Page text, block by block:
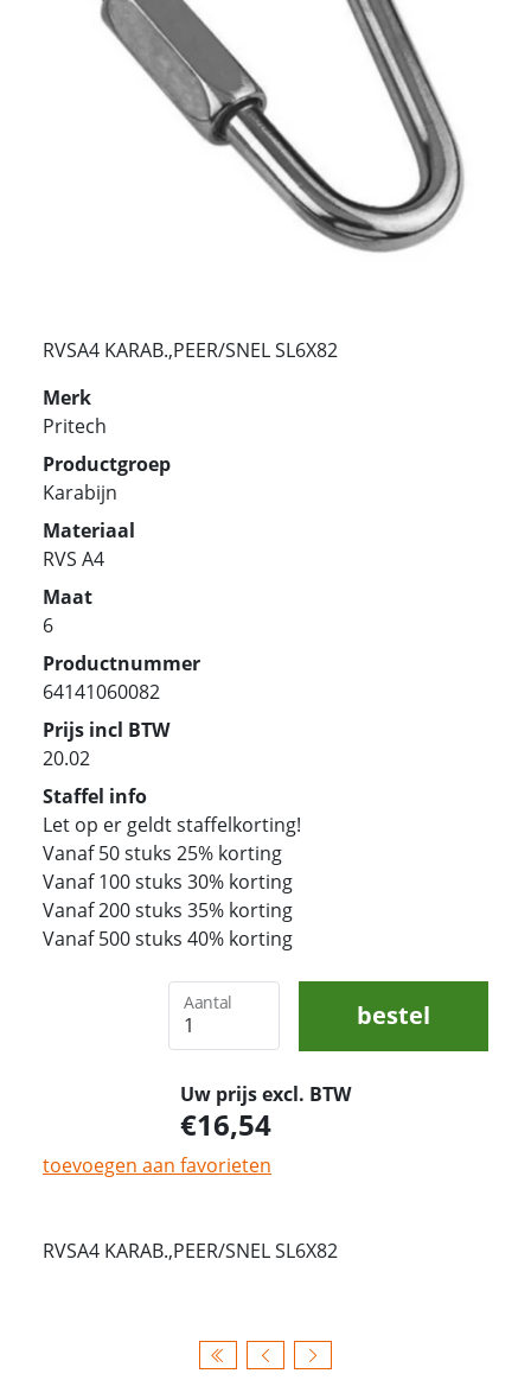
RVSA4 KARAB.,PEER/SNEL SL6X82
Merk
Pritech
Productgroep
Karabijn
Materiaal
RVS A4
Maat
6
Productnummer
64141060082
Prijs incl BTW
20.02
Staffel info
Let op er geldt staffelkorting!
Vanaf 50 stuks 25% korting
Vanaf 100 stuks 30% korting
Vanaf 200 stuks 35% korting
Vanaf 500 stuks 40% korting
Aantal bestel
Uw prijs excl. BTW
16,54
toevoegen aan favorieten
RVSA4 KARAB.,PEER/SNEL SL6X82